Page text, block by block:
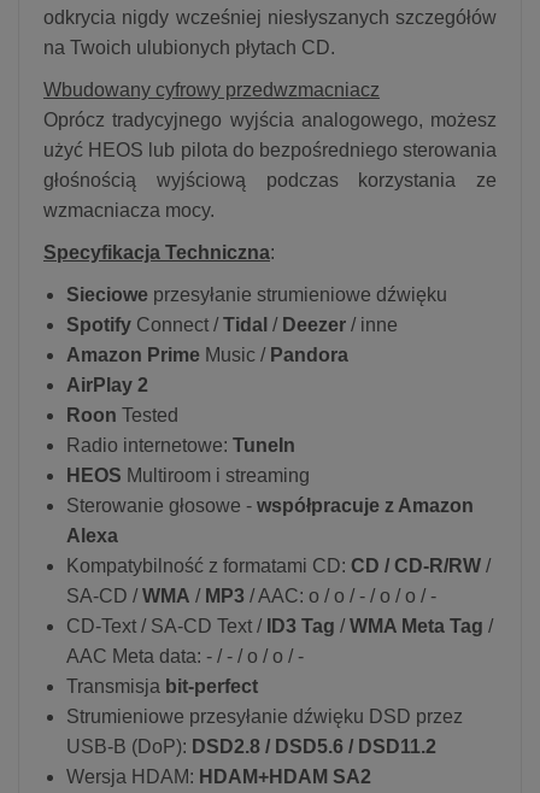
odkrycia nigdy wcześniej niesłyszanych szczegółów
na Twoich ulubionych płytach CD.
Wbudowany cyfrowy przedwzmacniacz
Oprócz tradycyjnego wyjścia analogowego, możesz
użyć HEOS lub pilota do bezpośredniego sterowania
głośnością wyjściową podczas korzystania ze
wzmacniacza mocy.
Specyfikacja Techniczna:
Sieciowe przesyłanie strumieniowe dźwięku
Spotify Connect /Tidal / Deezer / inne
Amazon Prime Music / Pandora
AirPlay 2
Roon Tested
Radio internetowe: TuneIn
HEOS Multiroom i streaming
Sterowanie głosowe - współpracuje z Amazon
Alexa
Kompatybilność z formatami CD: CD / CD-R/RW /
SA-CD /WMA / MP3 / AAC: o / o / - / o / o / -
CD-Text / SA-CD Text / ID3 Tag /WMA Meta Tag /
AAC Meta data: - / - / o / o / -
Transmisja bit-perfect
Strumieniowe przesyłanie dźwięku DSD przez
USB-B (DoP): DSD2.8 / DSD5.6 / DSD11.2
Wersja HDAM: HDAM+HDAM SA2